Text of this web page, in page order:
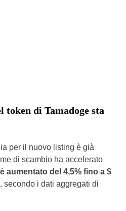
token di Tamadoge sta
per il nuovo listing è già
di scambio ha accelerato
è aumentato del 4,5% fino a $
secondo i dati aggregati di